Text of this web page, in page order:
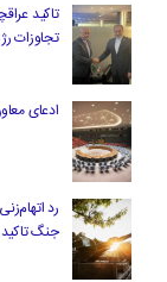
تاکید
تجاوزات
ادعای
رد
جنگ تاکید